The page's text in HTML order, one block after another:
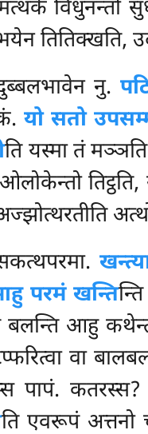
विधुनन्तो
तितिक्खति,
नु.
यो सतो
ति यस्मा तं
परमं खन्ति
बलन्ति आहु
वा
पापं. कतरस्स?
ति एवरूपं अत्तनो